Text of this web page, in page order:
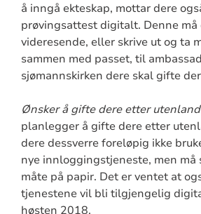
å inngå ekteskap, mottar dere
prøvingsattest digitalt. Denne må
videresende, eller skrive ut og ta
sammen med passet, til
sjømannskirken dere skal gifte
Ønsker å gifte dere etter
planlegger å gifte dere etter
dere dessverre foreløpig ikke
nye innloggingstjeneste, men
måte på papir. Det er ventet at
tjenestene vil bli tilgjengelig
høsten 2018.